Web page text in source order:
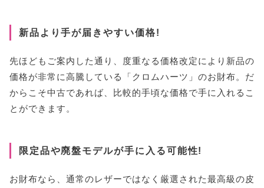
新品より手が届きやすい価格!
先ほどもご案内した通り、度重なる価格改定により新品の
価格が非常に高騰している「クロムハーツ」のお財布。だ
からこそ中古であれば、比較的手頃な価格で手に入れるこ
とができます。
限定品や廃盤モデルが手に入る可能性!
お財布なら、通常のレザーではなく厳選された最高級の皮